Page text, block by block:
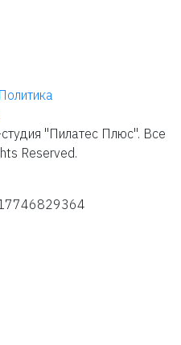
Политика
"Пилатес Плюс". Все
Reserved.